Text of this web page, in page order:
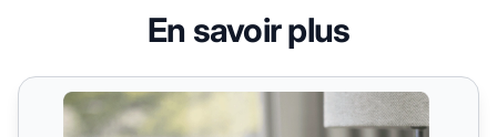
En savoir plus
Campagnes privées